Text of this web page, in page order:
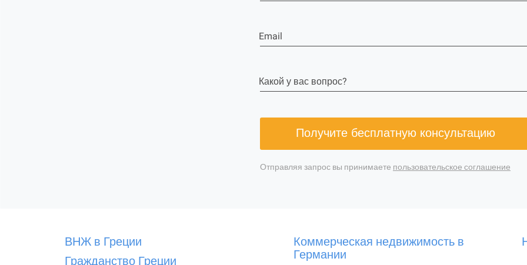
Email
Какой у вас вопрос?
Получите бесплатную консультацию
Отправляя запрос вы принимаете пользовательское соглашение
ВНЖ в Греции
Гражданство Греции
Коммерческая недвижимость в
Германии